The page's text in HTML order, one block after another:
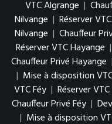
VTC Algrange |
Nilvange | Réserver
Nilvange | Chauffeur
Réserver VTC Hayange |
Chauffeur Privé Hayange |
| Mise à disposition
VTC Féy | Réserver
Chauffeur Privé Féy |
| Mise à disposition